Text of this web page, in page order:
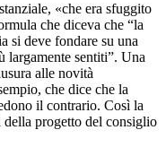
«che era sfuggito
che diceva che “la
si deve fondare su una
sentiti”. Una
alle novità
che dice che la
il contrario. Così la
della progetto del consiglio